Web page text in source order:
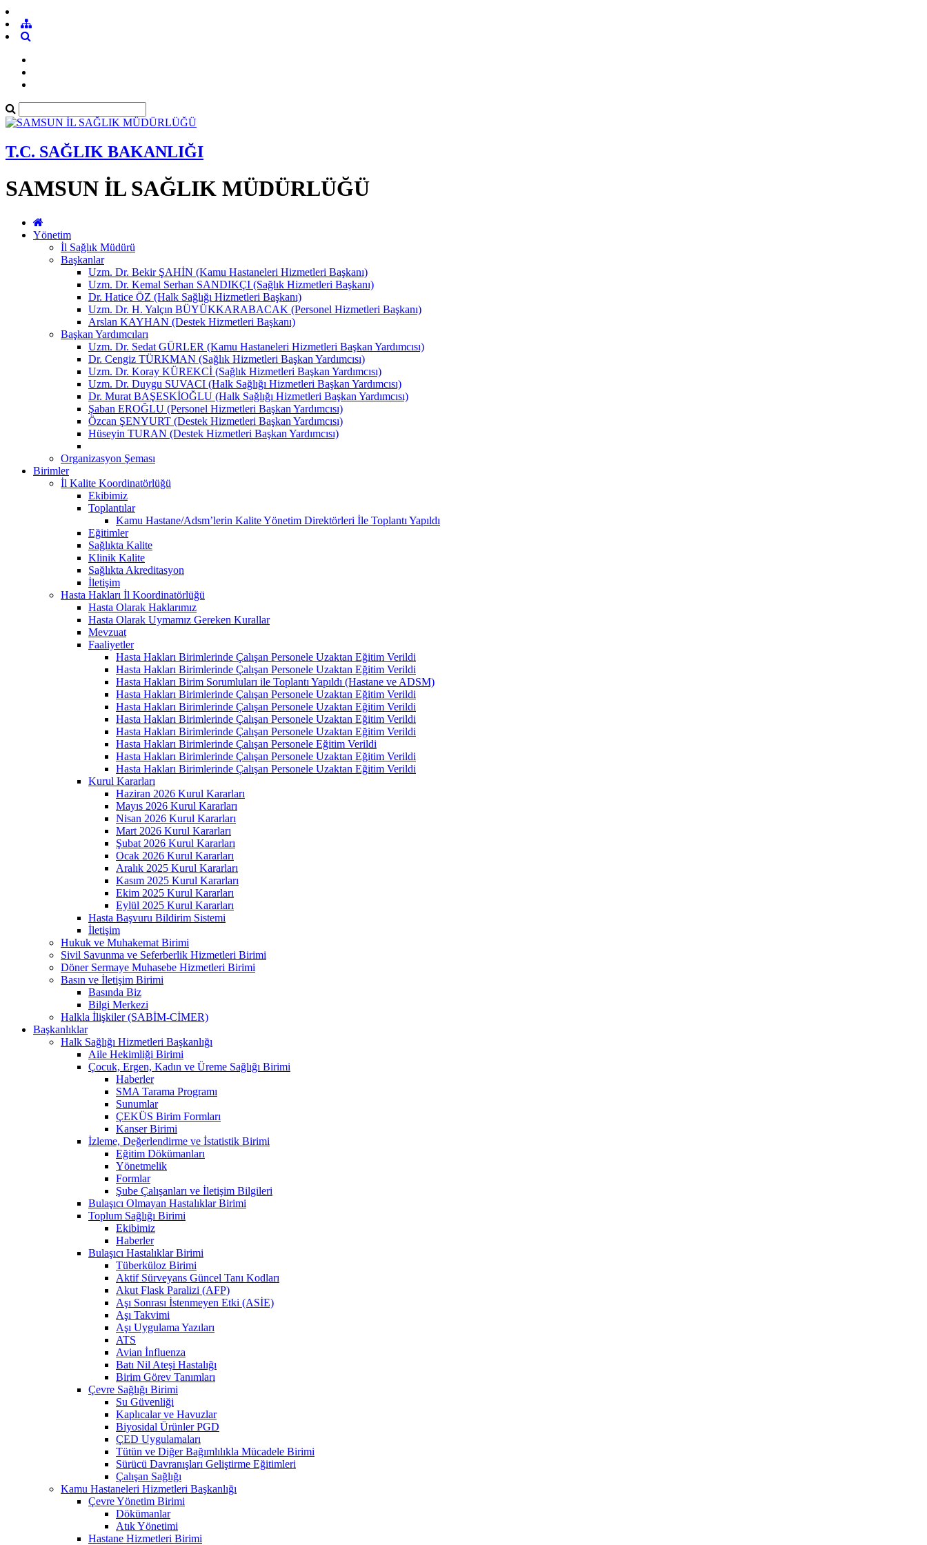
T.C. SAĞLIK BAKANLIĞI
SAMSUN İL SAĞLIK MÜDÜRLÜĞÜ
Yönetim
İl Sağlık Müdürü
Başkanlar
Uzm. Dr. Bekir ŞAHİN (Kamu Hastaneleri Hizmetleri Başkanı)
Uzm. Dr. Kemal Serhan SANDIKÇI (Sağlık Hizmetleri Başkanı)
Dr. Hatice ÖZ (Halk Sağlığı Hizmetleri Başkanı)
Uzm. Dr. H. Yalçın BÜYÜKKARABACAK (Personel Hizmetleri Başkanı)
Arslan KAYHAN (Destek Hizmetleri Başkanı)
Başkan Yardımcıları
Uzm. Dr. Sedat GÜRLER (Kamu Hastaneleri Hizmetleri Başkan Yardımcısı)
Dr. Cengiz TÜRKMAN (Sağlık Hizmetleri Başkan Yardımcısı)
Uzm. Dr. Koray KÜREKCİ (Sağlık Hizmetleri Başkan Yardımcısı)
Uzm. Dr. Duygu SUVACI (Halk Sağlığı Hizmetleri Başkan Yardımcısı)
Dr. Murat BAŞESKİOĞLU (Halk Sağlığı Hizmetleri Başkan Yardımcısı)
Şaban EROĞLU (Personel Hizmetleri Başkan Yardımcısı)
Özcan ŞENYURT (Destek Hizmetleri Başkan Yardımcısı)
Hüseyin TURAN (Destek Hizmetleri Başkan Yardımcısı)
Organizasyon Şeması
Birimler
İl Kalite Koordinatörlüğü
Ekibimiz
Toplantılar
Kamu Hastane/Adsm’lerin Kalite Yönetim Direktörleri İle Toplantı Yapıldı
Eğitimler
Sağlıkta Kalite
Klinik Kalite
Sağlıkta Akreditasyon
İletişim
Hasta Hakları İl Koordinatörlüğü
Hasta Olarak Haklarımız
Hasta Olarak Uymamız Gereken Kurallar
Mevzuat
Faaliyetler
Hasta Hakları Birimlerinde Çalışan Personele Uzaktan Eğitim Verildi
Hasta Hakları Birimlerinde Çalışan Personele Uzaktan Eğitim Verildi
Hasta Hakları Birim Sorumluları ile Toplantı Yapıldı (Hastane ve ADSM)
Hasta Hakları Birimlerinde Çalışan Personele Uzaktan Eğitim Verildi
Hasta Hakları Birimlerinde Çalışan Personele Uzaktan Eğitim Verildi
Hasta Hakları Birimlerinde Çalışan Personele Uzaktan Eğitim Verildi
Hasta Hakları Birimlerinde Çalışan Personele Uzaktan Eğitim Verildi
Hasta Hakları Birimlerinde Çalışan Personele Eğitim Verildi
Hasta Hakları Birimlerinde Çalışan Personele Uzaktan Eğitim Verildi
Hasta Hakları Birimlerinde Çalışan Personele Uzaktan Eğitim Verildi
Kurul Kararları
Haziran 2026 Kurul Kararları
Mayıs 2026 Kurul Kararları
Nisan 2026 Kurul Kararları
Mart 2026 Kurul Kararları
Şubat 2026 Kurul Kararları
Ocak 2026 Kurul Kararları
Aralık 2025 Kurul Kararları
Kasım 2025 Kurul Kararları
Ekim 2025 Kurul Kararları
Eylül 2025 Kurul Kararları
Hasta Başvuru Bildirim Sistemi
İletişim
Hukuk ve Muhakemat Birimi
Sivil Savunma ve Seferberlik Hizmetleri Birimi
Döner Sermaye Muhasebe Hizmetleri Birimi
Basın ve İletişim Birimi
Basında Biz
Bilgi Merkezi
Halkla İlişkiler (SABİM-CİMER)
Başkanlıklar
Halk Sağlığı Hizmetleri Başkanlığı
Aile Hekimliği Birimi
Çocuk, Ergen, Kadın ve Üreme Sağlığı Birimi
Haberler
SMA Tarama Programı
Sunumlar
ÇEKÜS Birim Formları
Kanser Birimi
İzleme, Değerlendirme ve İstatistik Birimi
Eğitim Dökümanları
Yönetmelik
Formlar
Şube Çalışanları ve İletişim Bilgileri
Bulaşıcı Olmayan Hastalıklar Birimi
Toplum Sağlığı Birimi
Ekibimiz
Haberler
Bulaşıcı Hastalıklar Birimi
Tüberküloz Birimi
Aktif Sürveyans Güncel Tanı Kodları
Akut Flask Paralizi (AFP)
Aşı Sonrası İstenmeyen Etki (ASİE)
Aşı Takvimi
Aşı Uygulama Yazıları
ATS
Avian İnfluenza
Batı Nil Ateşi Hastalığı
Birim Görev Tanımları
Çevre Sağlığı Birimi
Su Güvenliği
Kaplıcalar ve Havuzlar
Biyosidal Ürünler PGD
ÇED Uygulamaları
Tütün ve Diğer Bağımlılıkla Mücadele Birimi
Sürücü Davranışları Geliştirme Eğitimleri
Çalışan Sağlığı
Kamu Hastaneleri Hizmetleri Başkanlığı
Çevre Yönetim Birimi
Dökümanlar
Atık Yönetimi
Hastane Hizmetleri Birimi